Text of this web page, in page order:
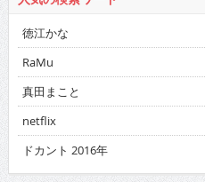
徳江かな
RaMu
真田まこと
netflix
ドカント 2016年